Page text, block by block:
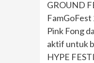
GROUND
Pink Fong
aktif untuk
HYPE